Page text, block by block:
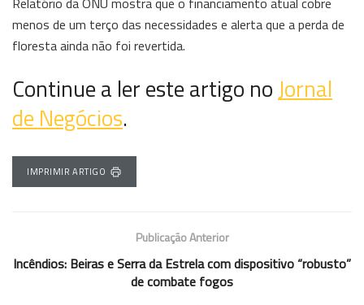
menos de um terço das necessidades e alerta que a perda de
floresta ainda não foi revertida.
Continue a ler este artigo noJornal
de Negócios.
IMPRIMIR ARTIGO
Publicação Anterior
Incêndios: Beiras e Serra da Estrela com dispositivo “robusto”
de combate fogos